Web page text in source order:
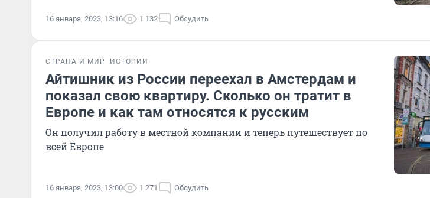
16 января, 2023, 13:16 1 132 Обсудить
СТРАНА И МИР ИСТОРИИ
Айтишник из России переехал в Амстердам и
показал свою квартиру. Сколько он тратит в
Европе и как там относятся к русским
Он получил работу в местной компании и теперь путешествует по
всей Европе
16 января, 2023, 13:00 1 271 Обсудить